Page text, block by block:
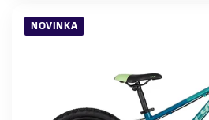
NOVINKA